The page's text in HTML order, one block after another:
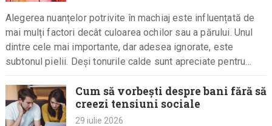
Alegerea nuanțelor potrivite în machiaj este influențată de
mai mulți factori decât culoarea ochilor sau a părului. Unul
dintre cele mai importante, dar adesea ignorate, este
subtonul pielii. Deși tonurile calde sunt apreciate pentru
Cum să vorbești despre bani fără să
creezi tensiuni sociale
29 iulie 2026